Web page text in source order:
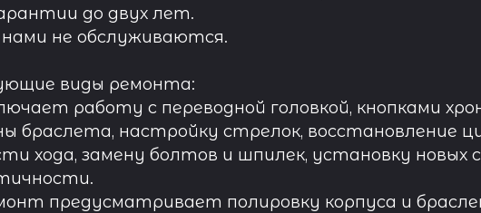
до двух лет.
не обслуживаются.
виды ремонта:
работу с переводной головкой, кнопками
браслета, настройку стрелок, восстановление
хода, замену болтов и шпилек, установку новых
предусматривает полировку корпуса и